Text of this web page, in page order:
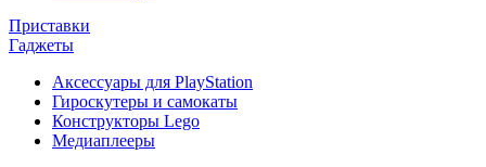
Приставки
Гаджеты
Аксессуары для PlayStation
Гироскутеры и самокаты
Конструкторы Lego
Медиаплееры